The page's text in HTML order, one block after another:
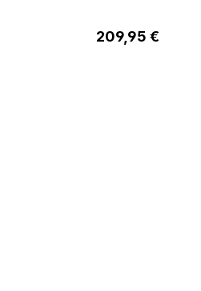
Regulärer Preis:
209,95 €